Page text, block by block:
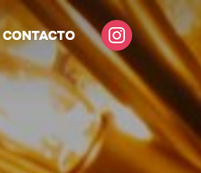
instagram
CONTACTO